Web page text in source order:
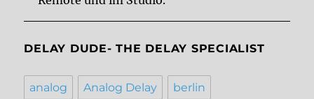
DELAY DUDE- THE DELAY SPECIALIST
analog Analog Delay berlin